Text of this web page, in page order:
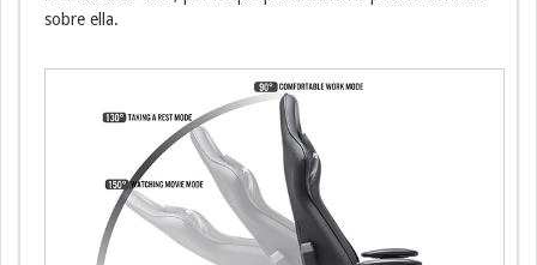
sobre ella.